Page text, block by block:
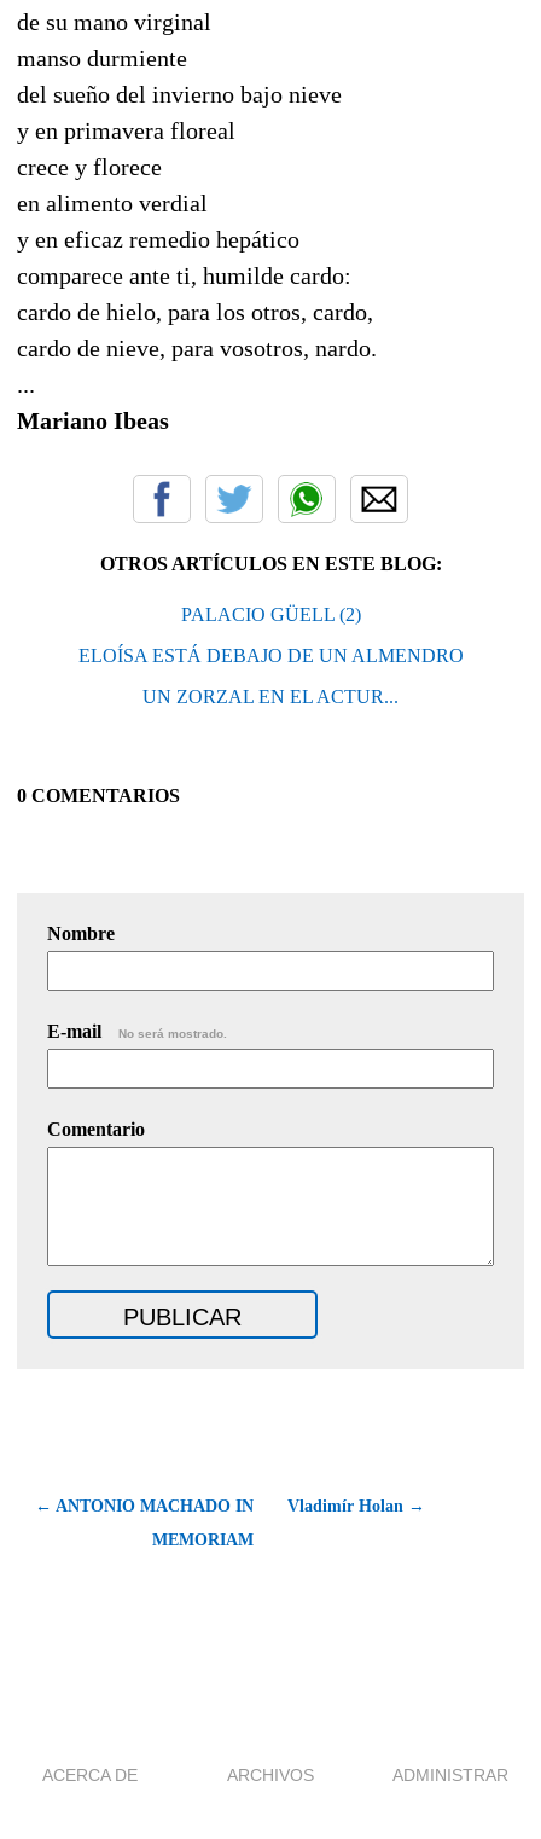
de su mano virginal
manso durmiente
del sueño del invierno bajo nieve
y en primavera floreal
crece y florece
en alimento verdial
y en eficaz remedio hepático
comparece ante ti, humilde cardo:
cardo de hielo, para los otros, cardo,
cardo de nieve, para vosotros, nardo.
...
Mariano Ibeas
OTROS ARTÍCULOS EN ESTE BLOG:
PALACIO GÜELL (2)
ELOÍSA ESTÁ DEBAJO DE UN ALMENDRO
UN ZORZAL EN EL ACTUR...
0 COMENTARIOS
Nombre
E-mail No será mostrado.
Comentario
← ANTONIO MACHADO IN
MEMORIAM
Vladimír Holan →
ACERCA DE ARCHIVOS ADMINISTRAR